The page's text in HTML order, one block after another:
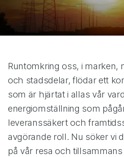
Runtomkring oss, i marken,
och stadsdelar, flödar ett
som är hjärtat i allas vår
energiomställning som
leveranssäkert och
avgörande roll. Nu söker vi
på vår resa och